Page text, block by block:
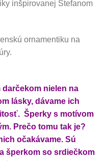
inšpirovanej Štefanom
ornamentiku na
nielen na
lásky, dávame ich
Šperky s motívom
Prečo tomu tak je?
očakávame. Sú
šperkom so srdiečkom